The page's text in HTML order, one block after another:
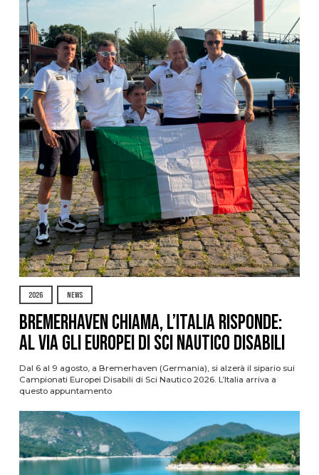
2026 NEWS
Bremerhaven chiama, l’Italia risponde:
al via gli Europei di Sci Nautico Disabili
Dal 6 al 9 agosto, a Bremerhaven (Germania), si alzerà il sipario sui
Campionati Europei Disabili di Sci Nautico 2026. L’Italia arriva a
questo appuntamento